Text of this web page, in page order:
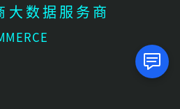
大数据服务商